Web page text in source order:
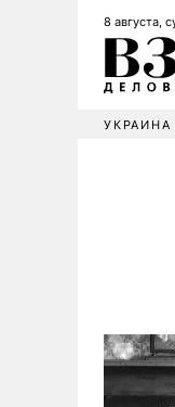
8 августа,
УКРАИНА